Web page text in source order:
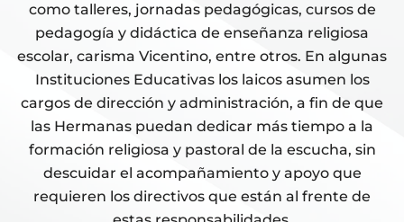
como talleres, jornadas pedagógicas, cursos de
pedagogía y didáctica de enseñanza religiosa
escolar, carisma Vicentino, entre otros. En algunas
Instituciones Educativas los laicos asumen los
cargos de dirección y administración, a fin de que
las Hermanas puedan dedicar más tiempo a la
formación religiosa y pastoral de la escucha, sin
descuidar el acompañamiento y apoyo que
requieren los directivos que están al frente de